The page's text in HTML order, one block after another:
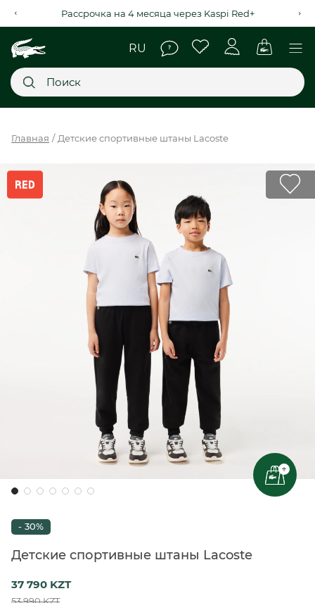
Рассрочка на 4 месяца через Kaspi Red+
НОВИНКИ
SALE
МУЖСКОЕ
ЖЕНСКОЕ
МЫ LACOSTE
Главная Детские спортивные штаны Lacoste
+
- 30%
Детские спортивные штаны Lacoste
37 790 KZT